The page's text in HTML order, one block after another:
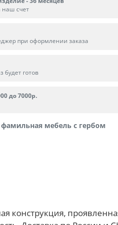
наш счет
при оформлении заказа
будет готов
до 7000р.
мебель с гербом
конструкция,